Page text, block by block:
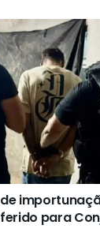
para